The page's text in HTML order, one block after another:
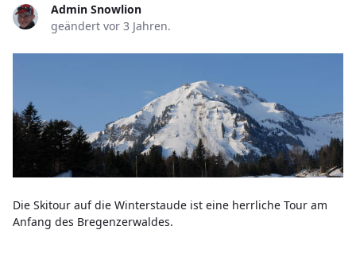
Admin Snowlion
geändert vor 3 Jahren.
Die Skitour auf die Winterstaude ist eine herrliche Tour am
Anfang des Bregenzerwaldes.